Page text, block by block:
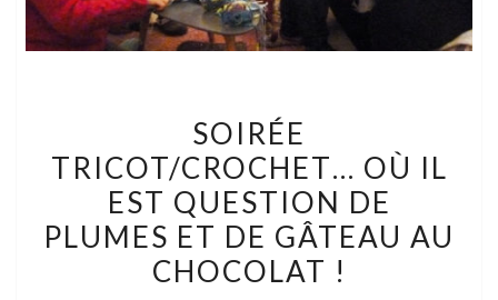
TRICOT/CROCHET…
OÙ
IL
EST
QUESTION
DE
SOIRÉE
TRICOT/CROCHET… OÙ IL
EST QUESTION DE
PLUMES ET DE GÂTEAU AU
CHOCOLAT !